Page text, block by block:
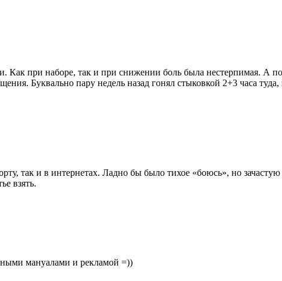
при наборе, так и при снижении боль была нестерпимая. А
Буквально пару недель назад гонял стыковкой 2+3 часа
так и в интернетах. Ладно бы было тихое «боюсь», но
взять.
мануалами и рекламой =))